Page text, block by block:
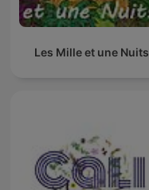
Les Mille et une Nuits